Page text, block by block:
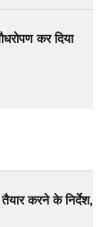
कर दिया
करने के निर्देश,